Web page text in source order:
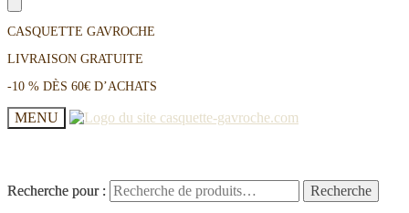
CASQUETTE GAVROCHE
LIVRAISON GRATUITE
-10 % DÈS 60€ D’ACHATS
MENU
Recherche pour : Recherche
Recherche pour : Recherche